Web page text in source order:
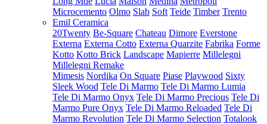
Microcemento Olmo Slab Soft Teide Timber Trento
Emil Ceramica
20Twenty Be-Square Chateau Dimore Everstone
Externa Externa Cotto Externa Quarzite Fabrika Forme
Kotto Kotto Brick Landscape Mapierre Millelegni
Millelegni Remake
Mimesis Nordika On Square Piase Playwood Sixty
Sleek Wood Tele Di Marmo Tele Di Marmo Lumia
Tele Di Marmo Onyx Tele Di Marmo Precious Tele Di
Marmo Pure Onyx Tele Di Marmo Reloaded Tele Di
Marmo Revolution Tele Di Marmo Selection Totalook